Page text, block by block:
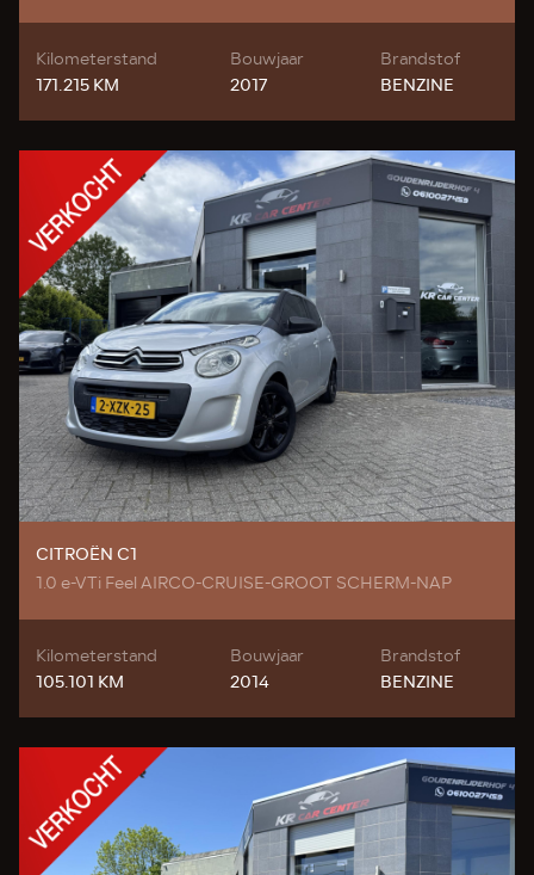
Kilometerstand
171.215 KM
Bouwjaar
2017
Brandstof
BENZINE
CITROËN C1
1.0 e-VTi Feel AIRCO-CRUISE-GROOT SCHERM-NAP
Kilometerstand
105.101 KM
Bouwjaar
2014
Brandstof
BENZINE